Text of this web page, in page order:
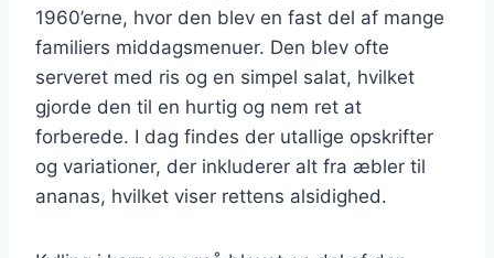
1960’erne, hvor den blev en fast del af mange
familiers middagsmenuer. Den blev ofte
serveret med ris og en simpel salat, hvilket
gjorde den til en hurtig og nem ret at
forberede. I dag findes der utallige opskrifter
og variationer, der inkluderer alt fra æbler til
ananas, hvilket viser rettens alsidighed.